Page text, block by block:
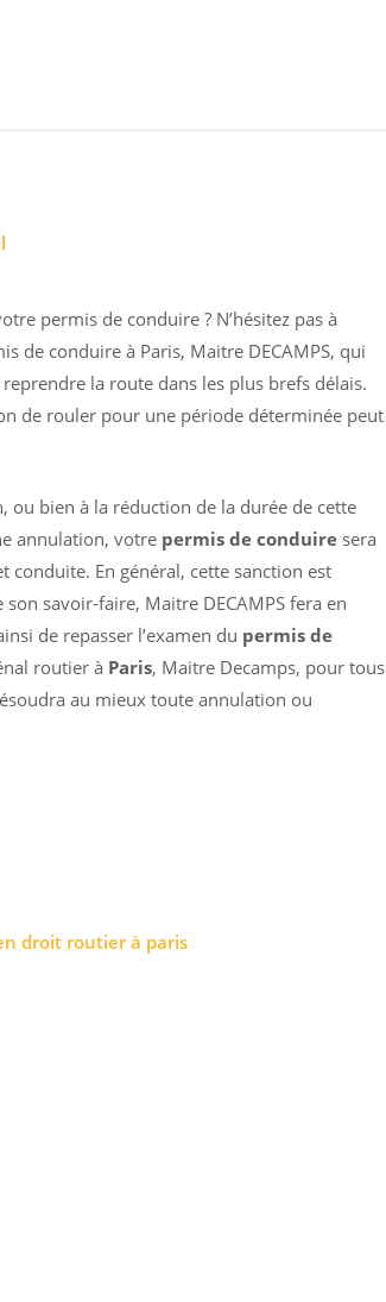
permis de conduire ? N’hésitez pas à
de conduire à Paris, Maitre DECAMPS, qui
la route dans les plus brefs délais.
de rouler pour une période déterminée peut
ou bien à la réduction de la durée de cette
annulation, votre permis de conduire sera
conduite. En général, cette sanction est
savoir-faire, Maitre DECAMPS fera en
de repasser l’examen du permis de
routier à Paris, Maitre Decamps, pour tous
au mieux toute annulation ou
droit routier à paris